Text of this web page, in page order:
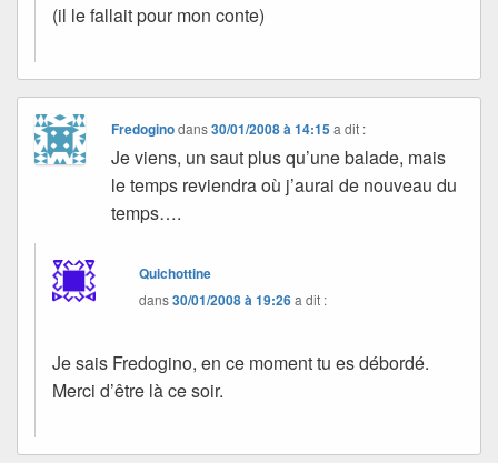
(il le fallait pour mon conte)
Fredoginodans30/01/2008 à 14:15 a dit :
Je viens, un saut plus qu’une balade, mais
le temps reviendra où j’aurai de nouveau du
temps….
Quichottine
dans30/01/2008 à 19:26a dit :
Je sais Fredogino, en ce moment tu es débordé.
Merci d’être là ce soir.